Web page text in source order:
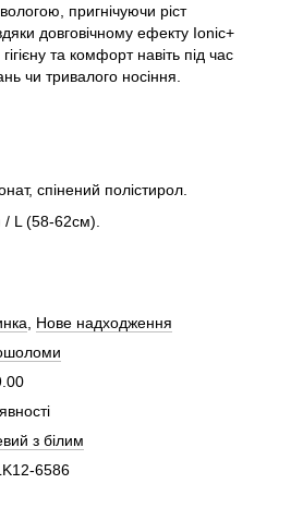
пригнічуючи ріст
довговічному ефекту Ionic+
та комфорт навіть під час
чи тривалого носіння.
спінений полістирол.
L (58-62см).
Нове надходження
з білим
6586